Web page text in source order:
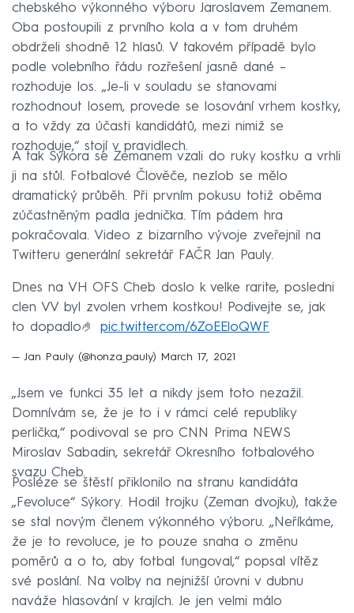
chebského výkonného výboru Jaroslavem Zemanem.
Oba postoupili z prvního kola a v tom druhém
obdrželi shodně 12 hlasů. V takovém případě bylo
podle volebního řádu rozřešení jasně dané –
rozhoduje los. „Je-li v souladu se stanovami
rozhodnout losem, provede se losování vrhem kostky,
a to vždy za účasti kandidátů, mezi nimiž se
rozhoduje,“ stojí v pravidlech.
A tak Sýkora se Zemanem vzali do ruky kostku a vrhli
ji na stůl. Fotbalové Člověče, nezlob se mělo
dramatický průběh. Při prvním pokusu totiž oběma
zúčastněným padla jednička. Tím pádem hra
pokračovala. Video z bizarního vývoje zveřejnil na
Twitteru generální sekretář FAČR Jan Pauly.
Dnes na VH OFS Cheb doslo k velke rarite, posledni
clen VV byl zvolen vrhem kostkou! Podivejte se, jak
to dopadlo🤌 pic.twitter.com/6ZoEEloQWF
— Jan Pauly (@honza_pauly) March 17, 2021
„Jsem ve funkci 35 let a nikdy jsem toto nezažil.
Domnívám se, že je to i v rámci celé republiky
perlička,“ podivoval se pro CNN Prima NEWS
Miroslav Sabadin, sekretář Okresního fotbalového
svazu Cheb.
Posléze se štěstí přiklonilo na stranu kandidáta
„Fevoluce“ Sýkory. Hodil trojku (Zeman dvojku), takže
se stal novým členem výkonného výboru. „Neříkáme,
že je to revoluce, je to pouze snaha o změnu
poměrů a o to, aby fotbal fungoval,“ popsal vítěz
své poslání. Na volby na nejnižší úrovni v dubnu
naváže hlasování v krajích. Je jen velmi málo